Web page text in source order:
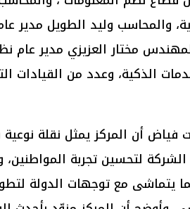
والمحاسب وليد الطويل مدير
مختار العزيزي مدير عام
الذكية، وعدد من القيادات
فياض أن المركز يمثل نقلة
لتحسين تجربة المواطنين،
يتماشى مع توجهات الدولة